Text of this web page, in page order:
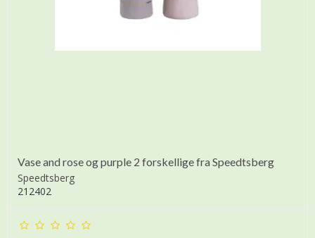
Vase and rose og purple 2 forskellige fra Speedtsberg
Speedtsberg
212402